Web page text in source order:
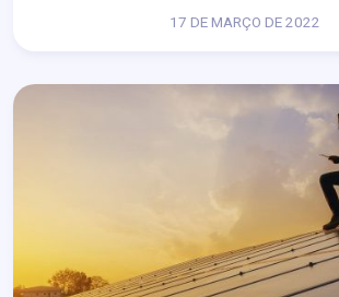
17 DE MARÇO DE 2022